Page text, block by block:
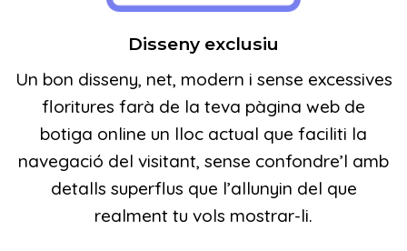
Disseny exclusiu
Un bon disseny, net, modern i sense excessives
floritures farà de la teva pàgina web de
botiga online un lloc actual que faciliti la
navegació del visitant, sense confondre’l amb
detalls superflus que l’allunyin del que
realment tu vols mostrar-li.